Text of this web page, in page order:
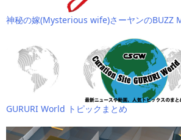
神秘の嫁(Mysterious wife)さーヤンのBUZZ
GURURI World トピックまとめ